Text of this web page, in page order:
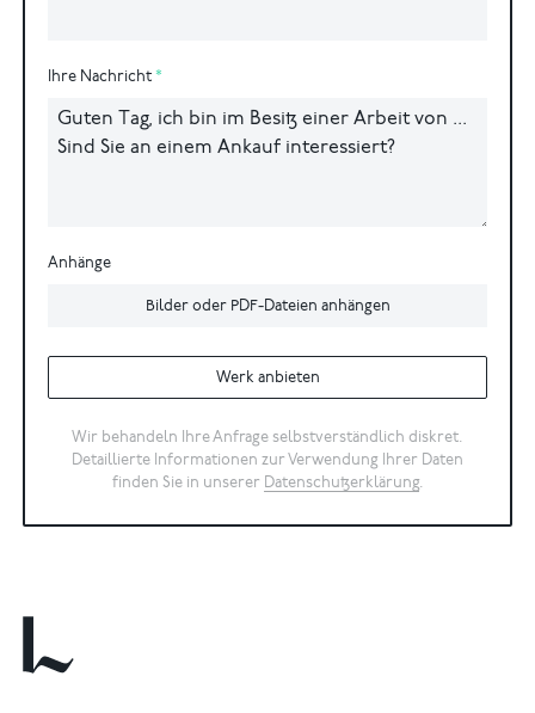
Ihre Nachricht
Anhänge
Bilder oder PDF-Dateien anhängen
Werk anbieten
Wir behandeln Ihre Anfrage selbstverständlich diskret.
Detaillierte Informationen zur Verwendung Ihrer Daten
finden Sie in unserer Datenschutzerklärung.